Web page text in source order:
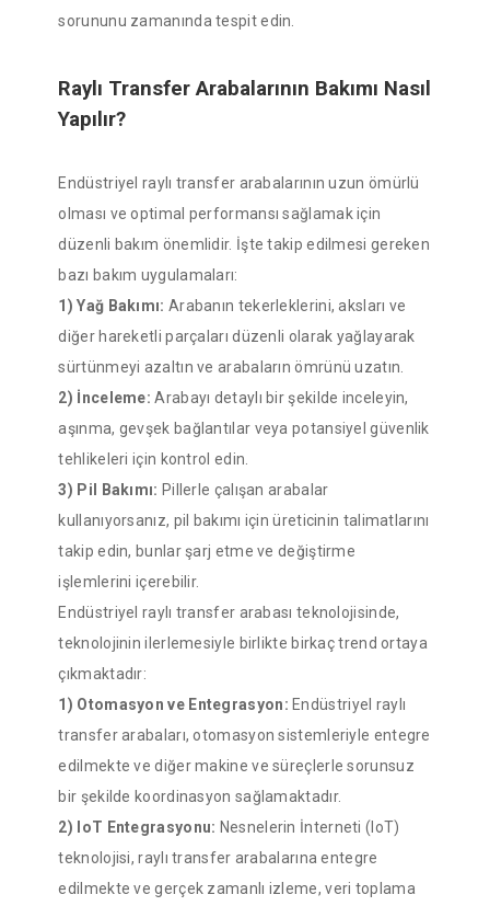
sorununu zamanında tespit edin.
Raylı Transfer Arabalarının Bakımı Nasıl
Yapılır?
Endüstriyel raylı transfer arabalarının uzun ömürlü
olması ve optimal performansı sağlamak için
düzenli bakım önemlidir. İşte takip edilmesi gereken
bazı bakım uygulamaları:
1) Yağ Bakımı: Arabanın tekerleklerini, aksları ve
diğer hareketli parçaları düzenli olarak yağlayarak
sürtünmeyi azaltın ve arabaların ömrünü uzatın.
2) İnceleme: Arabayı detaylı bir şekilde inceleyin,
aşınma, gevşek bağlantılar veya potansiyel güvenlik
tehlikeleri için kontrol edin.
3) Pil Bakımı: Pillerle çalışan arabalar
kullanıyorsanız, pil bakımı için üreticinin talimatlarını
takip edin, bunlar şarj etme ve değiştirme
işlemlerini içerebilir.
Endüstriyel raylı transfer arabası teknolojisinde,
teknolojinin ilerlemesiyle birlikte birkaç trend ortaya
çıkmaktadır:
1) Otomasyon ve Entegrasyon: Endüstriyel raylı
transfer arabaları, otomasyon sistemleriyle entegre
edilmekte ve diğer makine ve süreçlerle sorunsuz
bir şekilde koordinasyon sağlamaktadır.
2) IoT Entegrasyonu: Nesnelerin İnterneti (IoT)
teknolojisi, raylı transfer arabalarına entegre
edilmekte ve gerçek zamanlı izleme, veri toplama